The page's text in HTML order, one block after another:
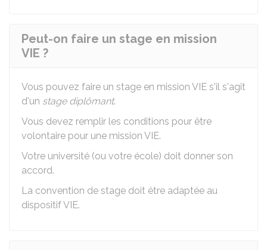
Peut-on faire un stage en mission
VIE ?
Vous pouvez faire un stage en mission VIE s'il s'agit
d'un stage diplômant.
Vous devez remplir les conditions pour être
volontaire pour une mission VIE.
Votre université (ou votre école) doit donner son
accord.
La convention de stage doit être adaptée au
dispositif VIE.